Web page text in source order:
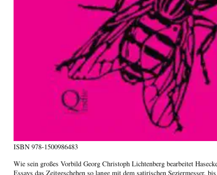
ISBN 978-1500986483
Wie sein großes Vorbild Georg Christoph Lichtenberg bearbeitet
Essays das Zeitgeschehen so lange mit dem satirischen Seziermesser,